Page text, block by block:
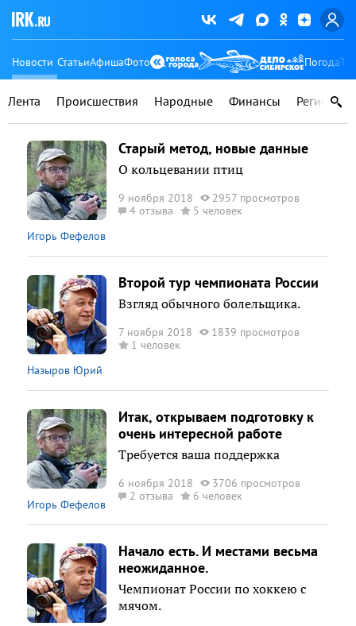
Новости СтатьиАфишаФото Погода
Лента Происшествия Народные Финансы Регионы
Игорь Фефелов
Старый метод, новые данные
О кольцевании птиц
9 ноября 2018
2957 просмотров
4 отзыва
5 человек
Назыров Юрий
Второй тур чемпионата России
Взгляд обычного болельщика.
7 ноября 2018
1839 просмотров
1 человек
Игорь Фефелов
Итак, открываем подготовку к
очень интересной работе
Требуется ваша поддержка
6 ноября 2018
3706 просмотров
2 отзыва
6 человек
Начало есть. И местами весьма
неожиданное.
Чемпионат России по хоккею с
мячом.